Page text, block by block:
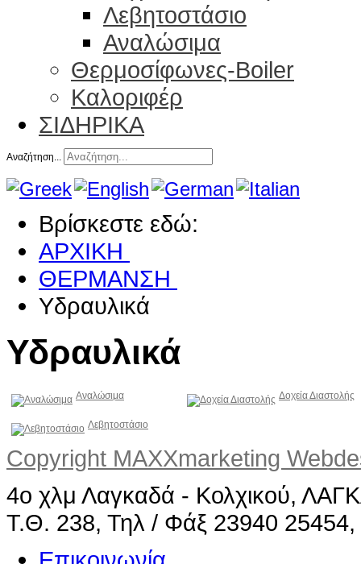
Λεβητοστάσιο
Αναλώσιμα
Θερμοσίφωνες-Boiler
Καλοριφέρ
ΣΙΔΗΡΙΚΑ
Αναζήτηση...
Βρίσκεστε εδώ:
ΑΡΧΙΚΗ
ΘΕΡΜΑΝΣΗ
Υδραυλικά
Υδραυλικά
Αναλώσιμα Δοχεία Διαστολής
Λεβητοστάσιο
Copyright MAXXmarketing
4ο χλμ Λαγκαδά - Κολχικού,
Τ.Θ. 238, Τηλ / Φάξ 23940 25454,